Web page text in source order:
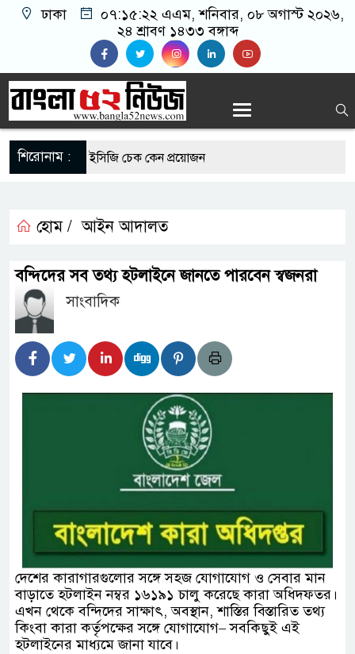
ঢাকা ০৭:১৫:২৩ এএম, শনিবার, ০৮ অগাস্ট ২০২৬,
২৪ শ্রাবণ ১৪৩৩ বঙ্গাব্দ
শিরোনাম :নিয়মিত ইসিজি চেক কেন প্রয়োজন
আহ্বান
মিলল মাইক্রোপ্লাস্টিক, বেশি কই মাছে
বাড়ীর মোঃ আঃ খালেকের ইন্তেকাল
ব্যবসায়িক অগ্রযাত্রায় নতুন অধ্যায়
স্থিতিশীল সরকার,প্রবাসীদের বিনিয়োগের এখনই
স্থিতিশীল সরকার,প্রবাসীদের বিনিয়োগের এখনই
বাজেট সংশোধনের দাবিতে ফরিদগঞ্জে অহিংস
উঠান বৈঠক
হোম / আইন আদালত
বন্দিদের সব তথ্য হটলাইনে জানতে পারবেন স্বজনরা
সাংবাদিক
দেশের কারাগারগুলোর সঙ্গে সহজ যোগাযোগ ও সেবার মান
বাড়াতে হটলাইন নম্বর ১৬১৯১ চালু করেছে কারা অধিদফতর।
এখন থেকে বন্দিদের সাক্ষাৎ, অবস্থান, শাস্তির বিস্তারিত তথ্য
কিংবা কারা কর্তৃপক্ষের সঙ্গে যোগাযোগ– সবকিছুই এই
হটলাইনের মাধ্যমে জানা যাবে।